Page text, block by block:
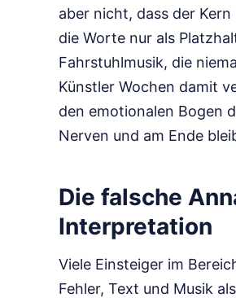
aber nicht, dass der
die Worte nur als
Fahrstuhlmusik, die
Künstler Wochen damit
den emotionalen Bogen
Nerven und am Ende
Die falsche
Interpretation
Viele Einsteiger im
Fehler, Text und Musik